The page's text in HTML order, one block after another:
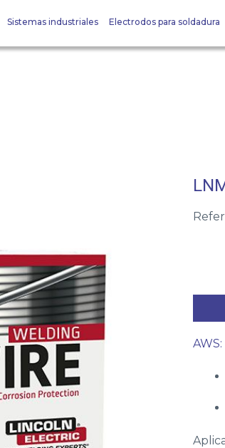
Sistemas industriales Electrodos para soldadura
AWS: